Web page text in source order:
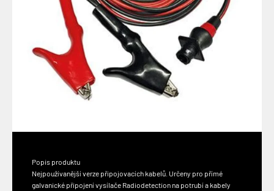
Popis produktu
Nejpoužívanější verze připojovacích kabelů. Určeny pro přímé
galvanické připojení vysílače Radiodetection na potrubí a kabely